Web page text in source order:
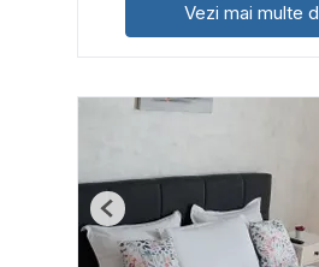
Vezi mai multe
Previous